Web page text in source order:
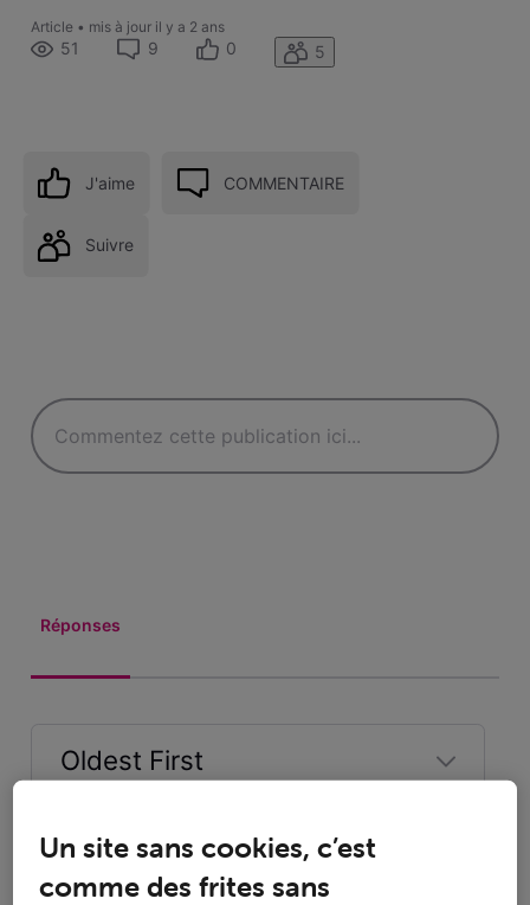
Article • mis à jour il y a 2 ans
51 9 0 5
J'aime COMMENTAIRE
Suivre
Réponses
Oldest First
Oldest
Bumblebee
Un site sans cookies, c’est
comme des frites sans